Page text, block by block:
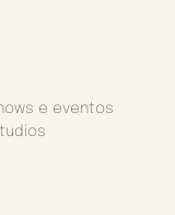
e eventos